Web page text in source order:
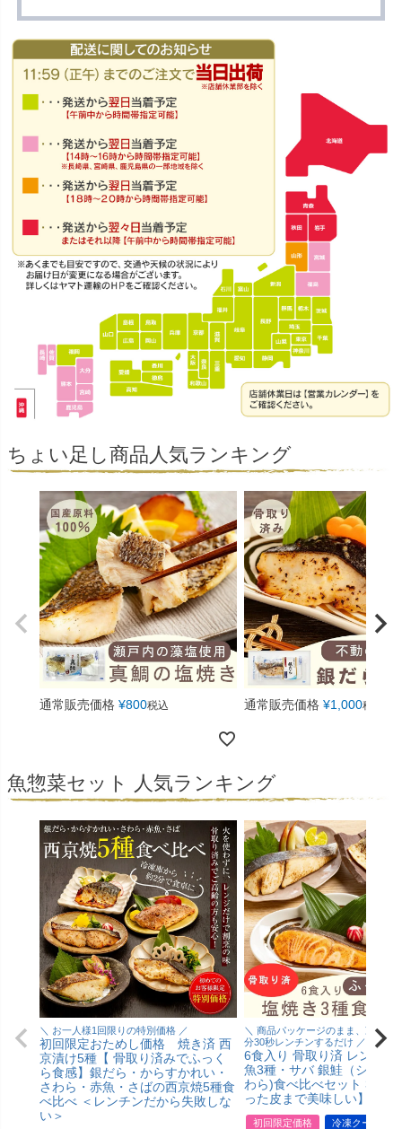
ちょい足し商品人気ランキング
通常販売価格 ¥800税込 通常販売価格 ¥1,000税込
魚惣菜セット 人気ランキング
＼ お一人様1回限りの特別価格 ／
初回限定おためし価格 焼き済 西
京漬け5種【 骨取り済みでふっく
ら食感】銀だら・からすかれい・
さわら・赤魚・さばの西京焼5種食
べ比べ ＜レンチンだから失敗しな
い＞
＼ 商品パッケージのまま、冷凍状
分30秒レンチンするだけ ／
6食入り 骨取り済 レンジで
魚3種・サバ 銀鮭（シャケ
わら)食べ比べセット 3種6
った皮まで美味しい】
初回限定価格
冷凍クール便